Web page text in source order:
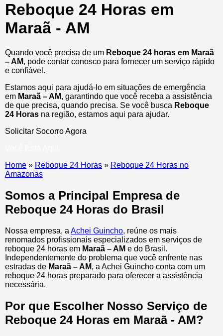
Reboque 24 Horas em
Maraã - AM
Quando você precisa de um Reboque 24 horas em Maraã
– AM, pode contar conosco para fornecer um serviço rápido
e confiável.
Estamos aqui para ajudá-lo em situações de emergência
em Maraã – AM, garantindo que você receba a assistência
de que precisa, quando precisa. Se você busca Reboque
24 Horas na região, estamos aqui para ajudar.
Solicitar Socorro Agora
Home » Reboque 24 Horas » Reboque 24 Horas no
Amazonas
Somos a Principal Empresa de
Reboque 24 Horas do Brasil
Nossa empresa, a Achei Guincho, reúne os mais
renomados profissionais especializados em serviços de
reboque 24 horas em Maraã – AM e do Brasil .
Independentemente do problema que você enfrente nas
estradas de Maraã – AM, a Achei Guincho conta com um
reboque 24 horas preparado para oferecer a assistência
necessária.
Por que Escolher Nosso Serviço de
Reboque 24 Horas em Maraã - AM?